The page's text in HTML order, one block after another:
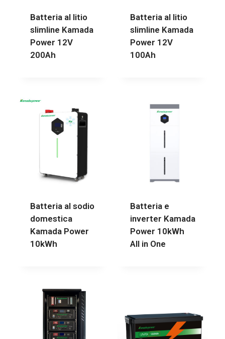
Batteria al litio
slimline Kamada
Power 12V
200Ah
Batteria al litio
slimline Kamada
Power 12V
100Ah
Batteria al sodio
domestica
Kamada Power
10kWh
Batteria e
inverter Kamada
Power 10kWh
All in One